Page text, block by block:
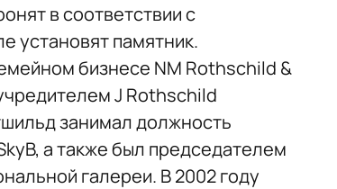
в соответствии с
установят памятник.
бизнесе NM Rothschild &
J Rothschild
занимал должность
а также был председателем
галереи. В 2002 году